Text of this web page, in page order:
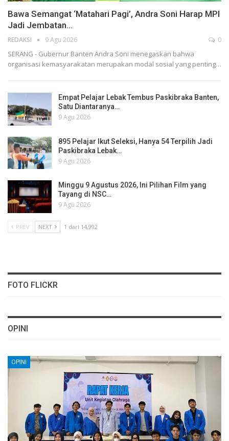
Bawa Semangat ‘Matahari Pagi’, Andra Soni Harap MPI
Jadi Jembatan…
REDAKSI 9 Agu 2026 0
SERANG - Gubernur Banten Andra Soni menegaskan bahwa
organisasi kemasyarakatan merupakan modal sosial yang penting…
Empat Pelajar Lebak Tembus Paskibraka Banten,
Satu Diantaranya…
9 Agu 2026
895 Pelajar Ikut Seleksi, Hanya 54 Terpilih Jadi
Paskibraka Lebak…
9 Agu 2026
Minggu 9 Agustus 2026, Ini Pilihan Film yang
Tayang di NSC…
9 Agu 2026
PREV NEXT 1 dari 14,992
FOTO FLICKR
OPINI
OPINI